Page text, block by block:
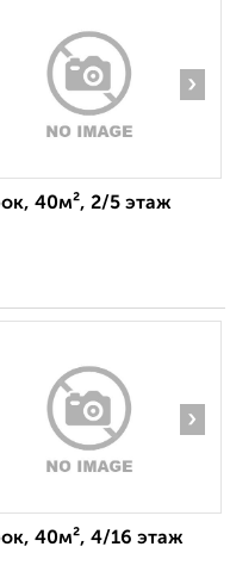
›
40м², 2/5 этаж
›
40м², 4/16 этаж